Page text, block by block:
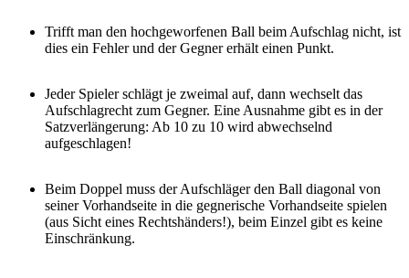
Trifft man den hochgeworfenen Ball beim Aufschlag nicht, ist
dies ein Fehler und der Gegner erhält einen Punkt.
Jeder Spieler schlägt je zweimal auf, dann wechselt das
Aufschlagrecht zum Gegner. Eine Ausnahme gibt es in der
Satzverlängerung: Ab 10 zu 10 wird abwechselnd
aufgeschlagen!
Beim Doppel muss der Aufschläger den Ball diagonal von
seiner Vorhandseite in die gegnerische Vorhandseite spielen
(aus Sicht eines Rechtshänders!), beim Einzel gibt es keine
Einschränkung.